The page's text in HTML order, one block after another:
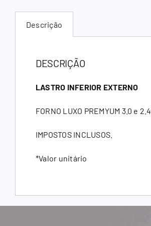
Descrição
DESCRIÇÃO
LASTRO INFERIOR EXTERNO
FORNO LUXO PREMYUM 3.0 e 2.4
IMPOSTOS INCLUSOS.
*Valor unitário